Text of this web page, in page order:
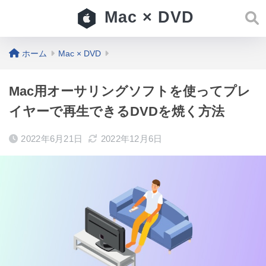
Mac × DVD
ホーム Mac × DVD
Mac用オーサリングソフトを使ってプレ
イヤーで再生できるDVDを焼く方法
2022年6月21日 2022年12月6日